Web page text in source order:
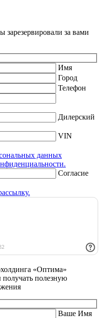
зарезервировали за вами
Имя
Город
Телефон
Дилерский
VIN
данных
Согласие
«Оптима»
полезную
Ваше Имя